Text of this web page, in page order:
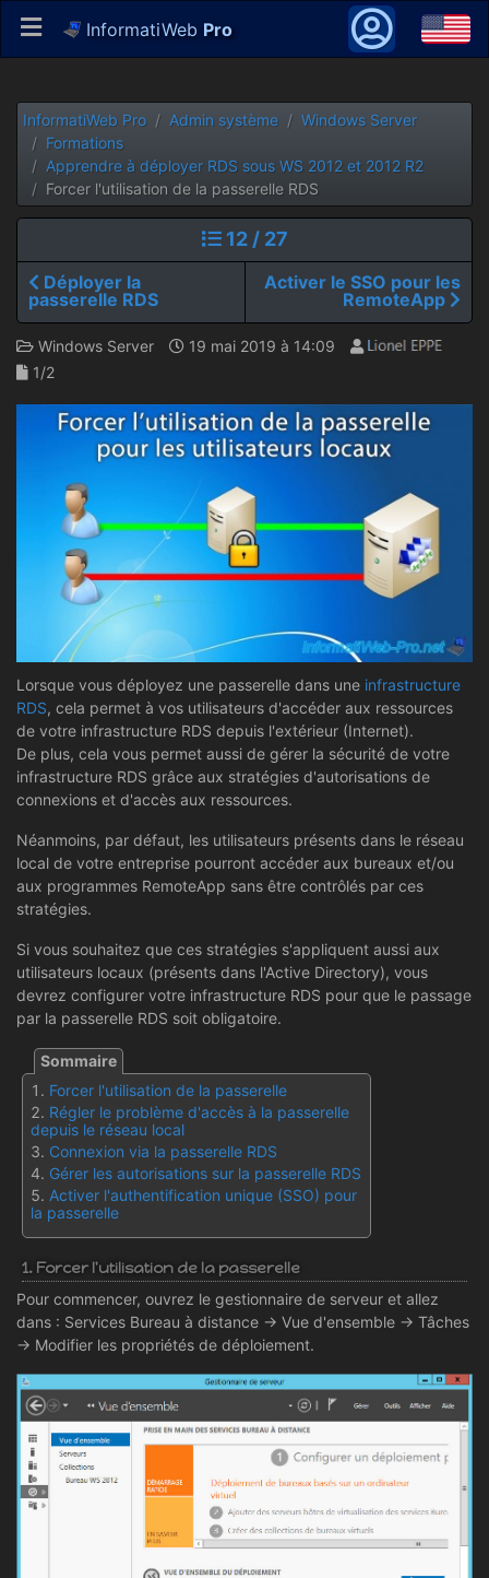
InformatiWeb Pro
InformatiWeb Pro Admin système
Windows Server
Formations
Apprendre à déployer RDS sous WS 2012 et 2012 R2
Forcer l'utilisation de la passerelle RDS
12 / 27
Déployer la
passerelle RDS
Activer le SSO pour les
RemoteApp
Windows Server
19 mai 2019 à 14:09
1/2
Lorsque vous déployez une passerelle dans une infrastructure
RDS, cela permet à vos utilisateurs d'accéder aux ressources
de votre infrastructure RDS depuis l'extérieur (Internet).
De plus, cela vous permet aussi de gérer la sécurité de votre
infrastructure RDS grâce aux stratégies d'autorisations de
connexions et d'accès aux ressources.
Néanmoins, par défaut, les utilisateurs présents dans le réseau
local de votre entreprise pourront accéder aux bureaux et/ou
aux programmes RemoteApp sans être contrôlés par ces
stratégies.
Si vous souhaitez que ces stratégies s'appliquent aussi aux
utilisateurs locaux (présents dans l'Active Directory), vous
devrez configurer votre infrastructure RDS pour que le passage
par la passerelle RDS soit obligatoire.
Forcer l'utilisation de la passerelle
Régler le problème d'accès à la passerelle
depuis le réseau local
Connexion via la passerelle RDS
Gérer les autorisations sur la passerelle RDS
Activer l'authentification unique (SSO) pour
la passerelle
1. Forcer l'utilisation de la passerelle
Pour commencer, ouvrez le gestionnaire de serveur et allez
dans : Services Bureau à distance -> Vue d'ensemble -> Tâches
-> Modifier les propriétés de déploiement.